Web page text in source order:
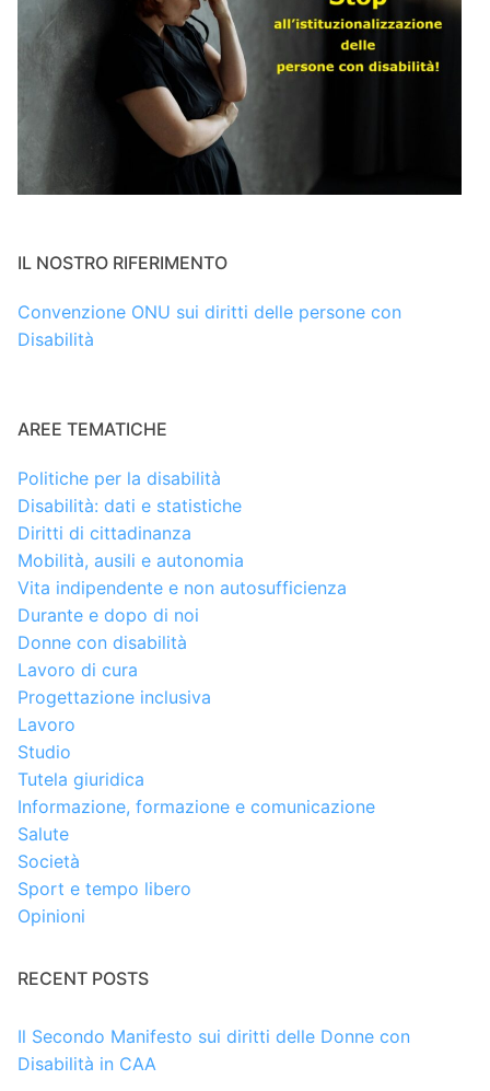
IL NOSTRO RIFERIMENTO
Convenzione ONU sui diritti delle persone con
Disabilità
AREE TEMATICHE
Politiche per la disabilità
Disabilità: dati e statistiche
Diritti di cittadinanza
Mobilità, ausili e autonomia
Vita indipendente e non autosufficienza
Durante e dopo di noi
Donne con disabilità
Lavoro di cura
Progettazione inclusiva
Lavoro
Studio
Tutela giuridica
Informazione, formazione e comunicazione
Salute
Società
Sport e tempo libero
Opinioni
RECENT POSTS
Il Secondo Manifesto sui diritti delle Donne con
Disabilità in CAA